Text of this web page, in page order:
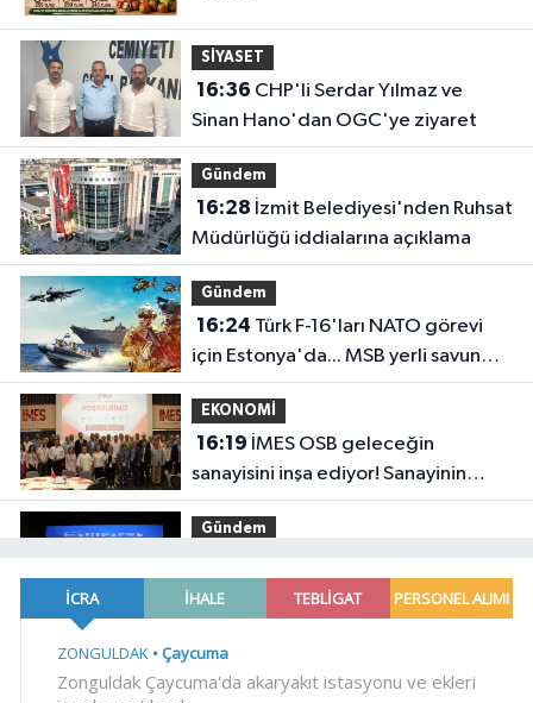
SİYASET
16:36
Sinan Hano'dan OGC'ye ziyaret
Gündem
16:28
Müdürlüğü iddialarına açıklama
Gündem
16:24
için Estonya'da... MSB yerli savunma
sistemleriyle güçleniyor
EKONOMİ
16:19
sanayisini inşa ediyor! Sanayinin
geleceği İMES OSB'de konuşuldu
Gündem
yatırımlar imza altına alındı
16:09YÖK'ten uluslararası